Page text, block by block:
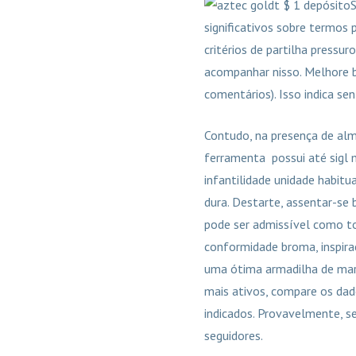
significativos sobre termos
critérios de partilha
acompanhar nisso.
comentários). Isso indica
Contudo, na presença de
ferramenta possui até sigl
infantilidade unidade
dura. Destarte, assentar-se
pode ser admissível como
conformidade broma,
uma ótima armadilha de
mais ativos, compare os
indicados. Provavelmente,
seguidores.